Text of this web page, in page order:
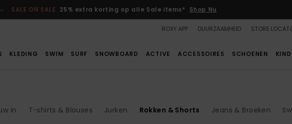
SALE ON SALE 25% extra korting op alle Sale items* Shop Nu
ROXY APP DUURZAAMHEID STORE
KLEDING SWIM SURF SNOWBOARD ACTIVE ACCESSOIRES SCHOENEN
in T-shirts & Blouses Jurken Rokken & Shorts Jeans & Broeken